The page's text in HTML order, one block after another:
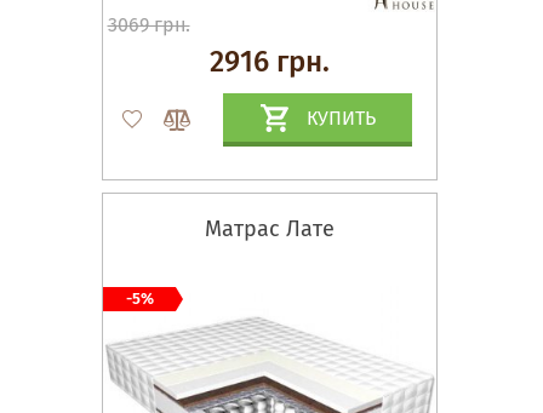
3069 грн.
2916 грн.
КУПИТЬ
Матрас Лате
-5%